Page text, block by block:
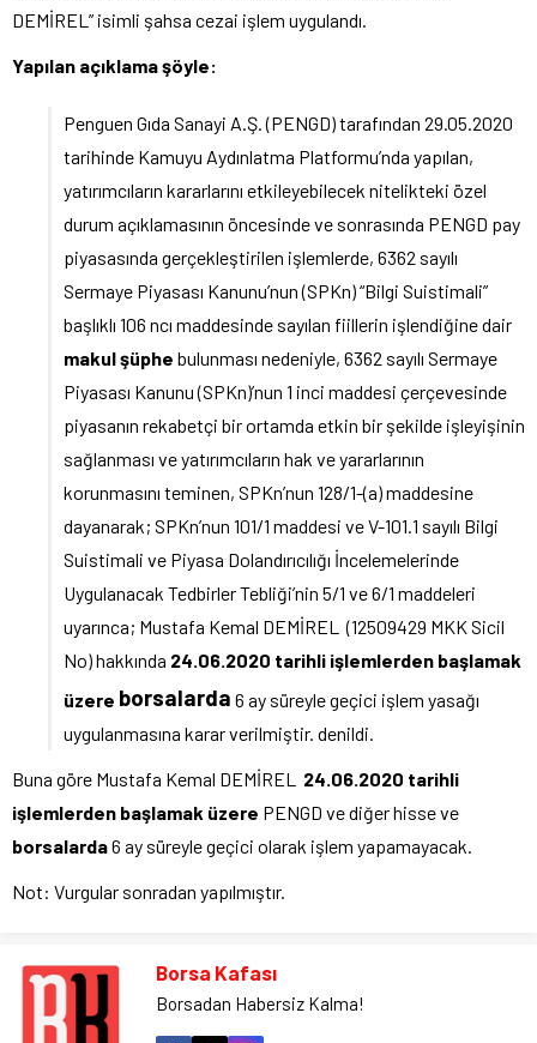
DEMİREL” isimli şahsa cezai işlem uygulandı.
Yapılan açıklama şöyle:
Penguen Gıda Sanayi A.Ş. (PENGD) tarafından 29.05.2020
tarihinde Kamuyu Aydınlatma Platformu’nda yapılan,
yatırımcıların kararlarını etkileyebilecek nitelikteki özel
durum açıklamasının öncesinde ve sonrasında PENGD pay
piyasasında gerçekleştirilen işlemlerde, 6362 sayılı
Sermaye Piyasası Kanunu’nun (SPKn) “Bilgi Suistimali”
başlıklı 106 ncı maddesinde sayılan fiillerin işlendiğine dair
makul şüphe bulunması nedeniyle, 6362 sayılı Sermaye
Piyasası Kanunu (SPKn)’nun 1 inci maddesi çerçevesinde
piyasanın rekabetçi bir ortamda etkin bir şekilde işleyişinin
sağlanması ve yatırımcıların hak ve yararlarının
korunmasını teminen, SPKn’nun 128/1-(a) maddesine
dayanarak; SPKn’nun 101/1 maddesi ve V-101.1 sayılı Bilgi
Suistimali ve Piyasa Dolandırıcılığı İncelemelerinde
Uygulanacak Tedbirler Tebliği’nin 5/1 ve 6/1 maddeleri
uyarınca; Mustafa Kemal DEMİREL (12509429 MKK Sicil
No) hakkında 24.06.2020 tarihli işlemlerden başlamak
üzere borsalarda 6 ay süreyle geçici işlem yasağı
uygulanmasına karar verilmiştir. denildi.
Buna göre Mustafa Kemal DEMİREL 24.06.2020 tarihli
işlemlerden başlamak üzere PENGD ve diğer hisse ve
borsalarda6 ay süreyle geçici olarak işlem yapamayacak.
Not: Vurgular sonradan yapılmıştır.
Borsa Kafası
Borsadan Habersiz Kalma!